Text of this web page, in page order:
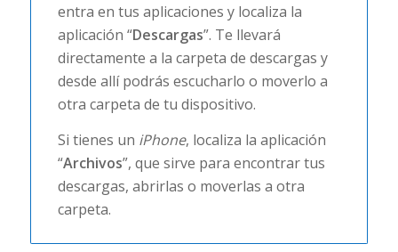
entra en tus aplicaciones y localiza la
aplicación “Descargas”. Te llevará
directamente a la carpeta de descargas y
desde allí podrás escucharlo o moverlo a
otra carpeta de tu dispositivo.
Si tienes un iPhone, localiza la aplicación
“Archivos”, que sirve para encontrar tus
descargas, abrirlas o moverlas a otra
carpeta.